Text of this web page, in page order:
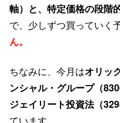
軸）と、特定価格の段階
で、少しずつ買っていく
ん。
ちなみに、今月はオリッ
ンシャル・グループ（
ジェイリート投資法（
ています。